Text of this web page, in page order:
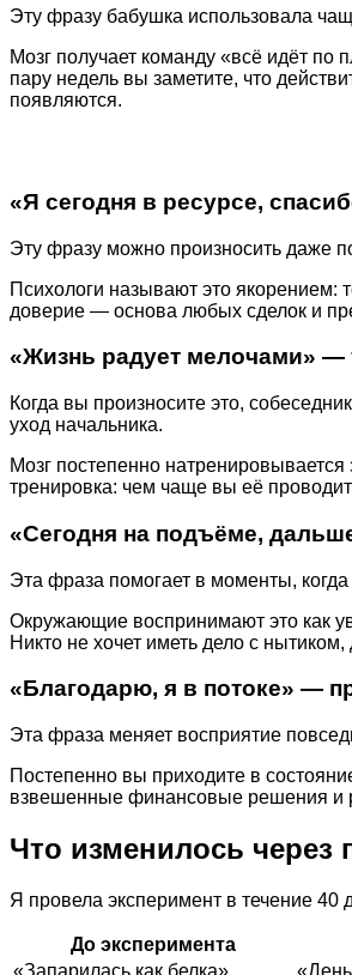
Эту фразу бабушка использовала
Мозг получает команду «всё идёт по
пару недель вы заметите, что
появляются.
«Я сегодня в ресурсе,
Эту фразу можно произносить даже
Психологи называют это якорением:
доверие — основа любых сделок и
«Жизнь радует мелочами» —
Когда вы произносите это,
уход начальника.
Мозг постепенно
тренировка: чем чаще вы её
«Сегодня на подъёме,
Эта фраза помогает в моменты,
Окружающие воспринимают это как
Никто не хочет иметь дело с
«Благодарю, я в потоке» —
Эта фраза меняет восприятие
Постепенно вы приходите в
взвешенные финансовые решения и
Что изменилось через
Я провела эксперимент в течение 40
До эксперимента
«Запарилась как белка»